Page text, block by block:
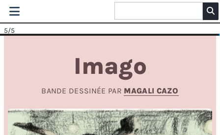
5/5
Imago
BANDE DESSINÉE PAR MAGALI CAZO